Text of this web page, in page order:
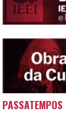
PASSATEMPOS